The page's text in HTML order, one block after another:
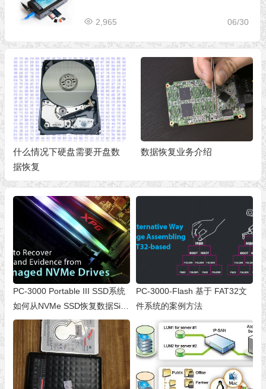
06/30
2,965
什么情况下硬盘需要开盘数
据恢复
数据恢复业务介绍
PC-3000 Portable III SSD系统
如何从NVMe SSD恢复数据Silic
on Motion系列（SM2260，SM
2263XT，HPH8068）
PC-3000-Flash 基于 FAT32文
件系统的案例方法